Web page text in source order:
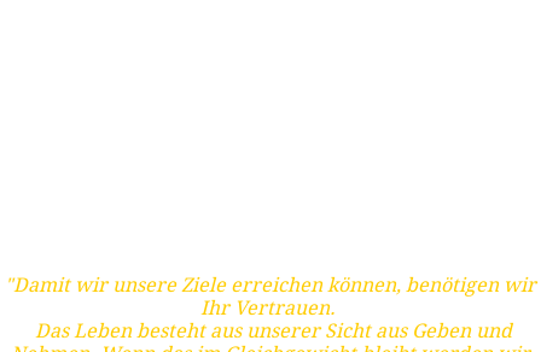
"Damit wir unsere Ziele erreichen können, benötigen wir
Ihr Vertrauen.
Das Leben besteht aus unserer Sicht aus Geben und